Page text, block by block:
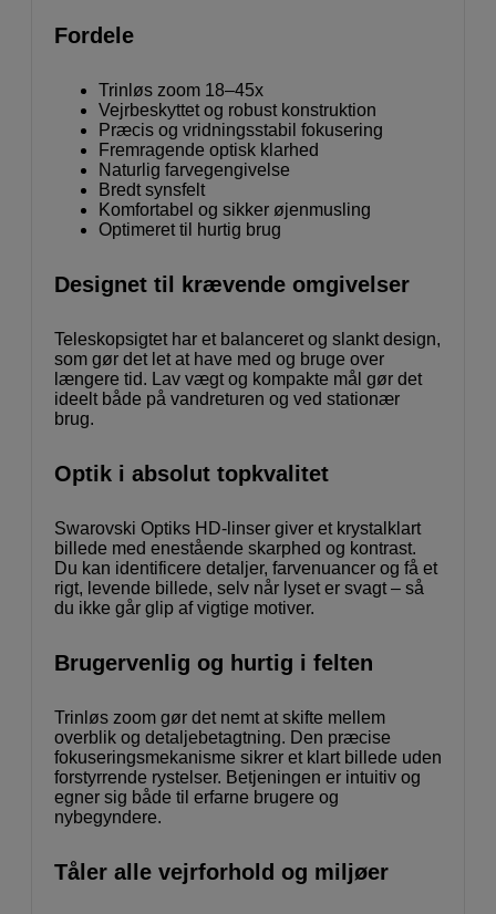
Fordele
Trinløs zoom 18–45x
Vejrbeskyttet og robust konstruktion
Præcis og vridningsstabil fokusering
Fremragende optisk klarhed
Naturlig farvegengivelse
Bredt synsfelt
Komfortabel og sikker øjenmusling
Optimeret til hurtig brug
Designet til krævende omgivelser
Teleskopsigtet har et balanceret og slankt design,
som gør det let at have med og bruge over
længere tid. Lav vægt og kompakte mål gør det
ideelt både på vandreturen og ved stationær
brug.
Optik i absolut topkvalitet
Swarovski Optiks HD-linser giver et krystalklart
billede med enestående skarphed og kontrast.
Du kan identificere detaljer, farvenuancer og få et
rigt, levende billede, selv når lyset er svagt – så
du ikke går glip af vigtige motiver.
Brugervenlig og hurtig i felten
Trinløs zoom gør det nemt at skifte mellem
overblik og detaljebetagtning. Den præcise
fokuseringsmekanisme sikrer et klart billede uden
forstyrrende rystelser. Betjeningen er intuitiv og
egner sig både til erfarne brugere og
nybegyndere.
Tåler alle vejrforhold og miljøer